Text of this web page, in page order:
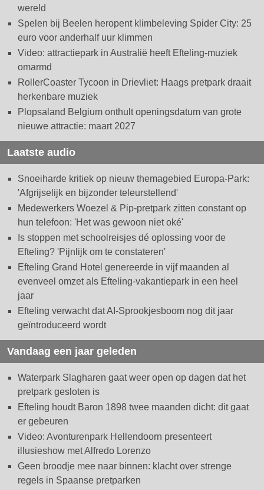
wereld
Spelen bij Beelen heropent klimbeleving Spider City: 25
euro voor anderhalf uur klimmen
Video: attractiepark in Australië heeft Efteling-muziek
omarmd
RollerCoaster Tycoon in Drievliet: Haags pretpark draait
herkenbare muziek
Plopsaland Belgium onthult openingsdatum van grote
nieuwe attractie: maart 2027
Laatste audio
Snoeiharde kritiek op nieuw themagebied Europa-Park:
'Afgrijselijk en bijzonder teleurstellend'
Medewerkers Woezel & Pip-pretpark zitten constant op
hun telefoon: 'Het was gewoon niet oké'
Is stoppen met schoolreisjes dé oplossing voor de
Efteling? 'Pijnlijk om te constateren'
Efteling Grand Hotel genereerde in vijf maanden al
evenveel omzet als Efteling-vakantiepark in een heel
jaar
Efteling verwacht dat AI-Sprookjesboom nog dit jaar
geïntroduceerd wordt
Vandaag een jaar geleden
Waterpark Slagharen gaat weer open op dagen dat het
pretpark gesloten is
Efteling houdt Baron 1898 twee maanden dicht: dit gaat
er gebeuren
Video: Avonturenpark Hellendoorn presenteert
illusieshow met Alfredo Lorenzo
Geen broodje mee naar binnen: klacht over strenge
regels in Spaanse pretparken